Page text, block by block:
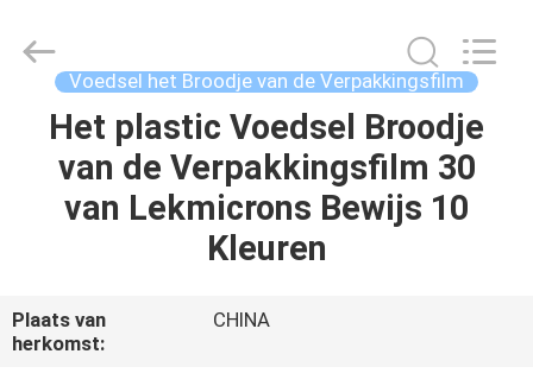
HUIS
PRODUCTEN
ONS
Printing
Voedsel het Broodje van de Verpakkingsfilm
Het plastic Voedsel Broodje
van de Verpakkingsfilm 30
van Lekmicrons Bewijs 10
Kleuren
Plaats van
herkomst:
CHINA